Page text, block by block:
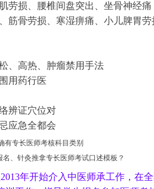
劳损、腰椎间盘突出、坐骨神经痛
筋骨劳损、寒湿痹痛、小儿脾胃劳
、高热、肿瘤禁用手法
用药行医
辨证穴位对
应急全都会
有专长医师考核科目类别
、针灸推拿专长医师考试口述模板？
年开始介入中医师承工作，在